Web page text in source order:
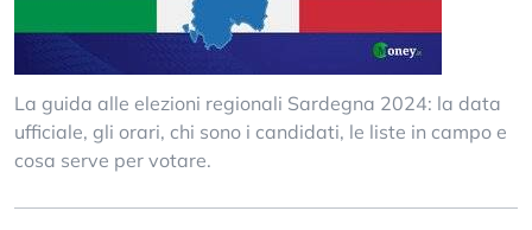
La guida alle elezioni regionali Sardegna 2024: la data
ufficiale, gli orari, chi sono i candidati, le liste in campo e
cosa serve per votare.